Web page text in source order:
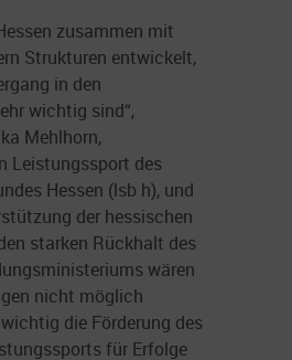
zusammen mit
Strukturen entwickelt,
in den
wichtig sind“,
Mehlhorn,
Leistungssport des
Hessen (lsb h), und
der hessischen
starken Rückhalt des
wären
nicht möglich
wichtig die Förderung des
für Erfolge